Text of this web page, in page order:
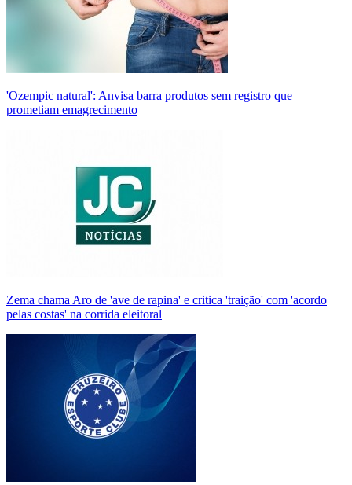
'Ozempic natural': Anvisa barra produtos sem registro que
prometiam emagrecimento
Zema chama Aro de 'ave de rapina' e critica 'traição' com 'acordo
pelas costas' na corrida eleitoral